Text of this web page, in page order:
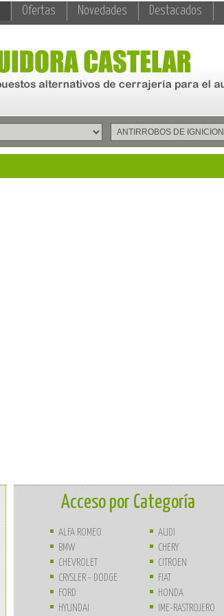
Ofertas Novedades Destacados
Acceso por Categoría
ALFA ROMEO
AUDI
BMW
CHERY
CHEVROLET
CITROEN
CRYSLER - DODGE
FIAT
FORD
HONDA
HYUNDAI
IME-RASTROJERO